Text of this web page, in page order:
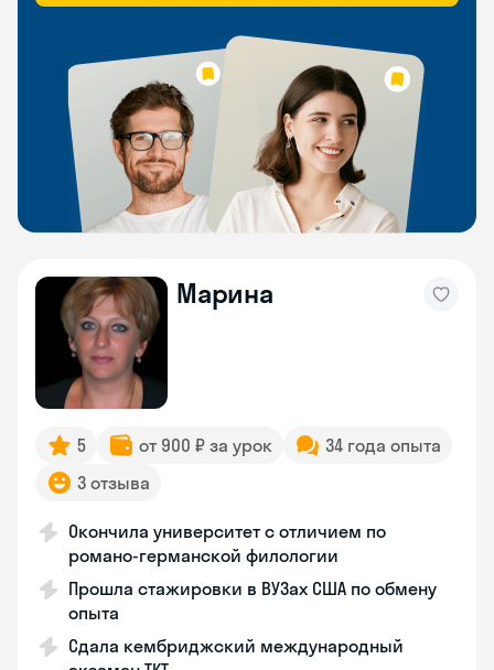
Марина
5 от 900 ₽ за урок
34 года опыта
3 отзыва
Окончила университет с отличием по
романо-германской филологии
Прошла стажировки в ВУЗах США по обмену
опыта
Сдала кембриджский международный